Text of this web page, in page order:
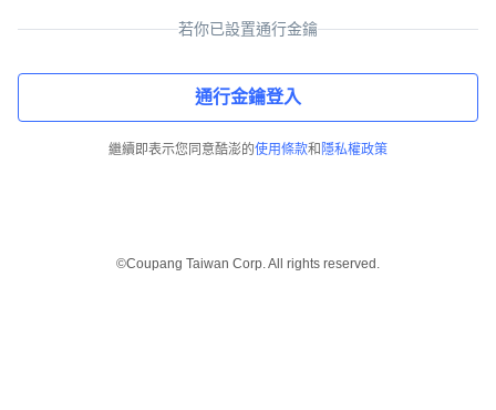
若你已設置通行金鑰
通行金鑰登入
繼續即表示您同意酷澎的使用條款和 隱私權政策
©Coupang Taiwan Corp. All rights reserved.